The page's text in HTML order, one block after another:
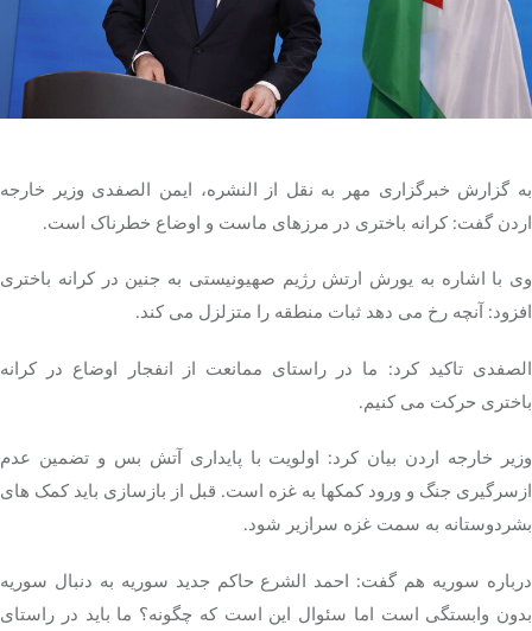
پایگاه خبری آبان
خرید موتور ایمپلنت
به گزارش خبرگزاری مهر به نقل از النشره، ایمن الصفدی وزیر خارجه
اردن گفت: کرانه باختری در مرزهای ماست و اوضاع خطرناک است.
وی با اشاره به یورش ارتش رژیم صهیونیستی به جنین در کرانه باختری
افزود: آنچه رخ می دهد ثبات منطقه را متزلزل می کند.
الصفدی تاکید کرد: ما در راستای ممانعت از انفجار اوضاع در کرانه
باختری حرکت می کنیم.
وزیر خارجه اردن بیان کرد: اولویت با پایداری آتش بس و تضمین عدم
ازسرگیری جنگ و ورود کمکها به غزه است. قبل از بازسازی باید کمک های
بشردوستانه به سمت غزه سرازیر شود.
درباره سوریه هم گفت: احمد الشرع حاکم جدید سوریه به دنبال سوریه
بدون وابستگی است اما سئوال این است که چگونه؟ ما باید در راستای